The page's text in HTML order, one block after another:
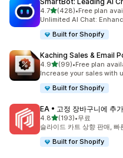
4.7별 5개 중
(428)
총 리뷰 428개
•Free plan
Unlimited AI Chat:
Built for Shopify
Kaching Sales & Email
4.9별 5개 중
(99)
총 리뷰 99개
•Free plan
Increase your sales with
Built for Shopify
EA • 고정 장바구니에 추
4.8별 5개 중
(193)
총 리뷰 193개
•무료
슬라이드 카트 상향 판매,
Built for Shopify